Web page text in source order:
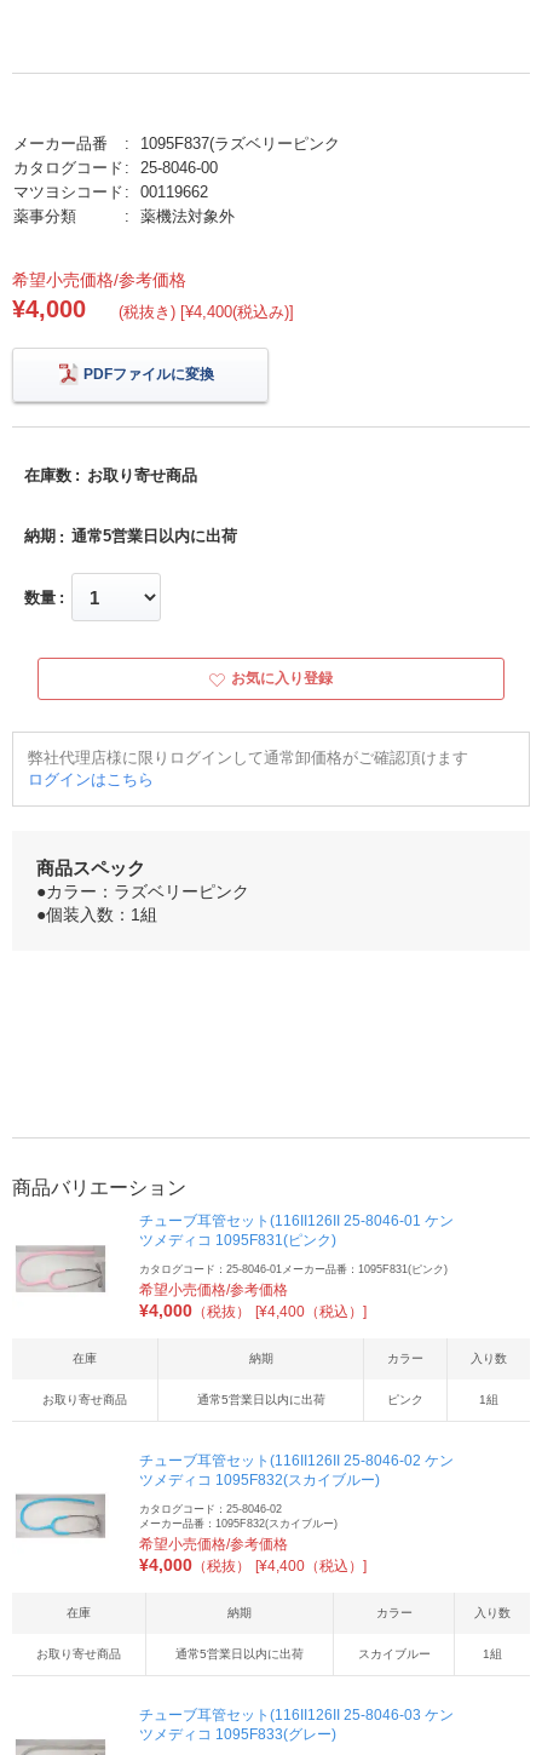
メーカー品番
1095F837(ラズベリーピンク
カタログコード
25-8046-00
マツヨシコード
00119662
薬事分類
薬機法対象外
希望小売価格/参考価格
¥4,000 (税抜き) [¥4,400(税込み)]
PDFファイルに変換
在庫数 お取り寄せ商品
納期 通常5営業日以内に出荷
数量
お気に入り登録
弊社代理店様に限りログインして通常卸価格がご確認頂けます
ログインはこちら
商品スペック
●カラー：ラズベリーピンク
●個装入数：1組
商品バリエーション
チューブ耳管セット(116II126II 25-8046-01 ケン
ツメディコ 1095F831(ピンク)
カタログコード：25-8046-01メーカー品番：1095F831(ピンク)
希望小売価格/参考価格
¥4,000 （税抜） [¥4,400（税込）]
在庫 納期 カラー 入り数
お取り寄せ商品 通常5営業日以内に出荷 ピンク 1組
チューブ耳管セット(116II126II 25-8046-02 ケン
ツメディコ 1095F832(スカイブルー)
カタログコード：25-8046-02
メーカー品番：1095F832(スカイブルー)
希望小売価格/参考価格
¥4,000 （税抜） [¥4,400（税込）]
在庫 納期 カラー 入り数
お取り寄せ商品 通常5営業日以内に出荷 スカイブルー 1組
チューブ耳管セット(116II126II 25-8046-03 ケン
ツメディコ 1095F833(グレー)